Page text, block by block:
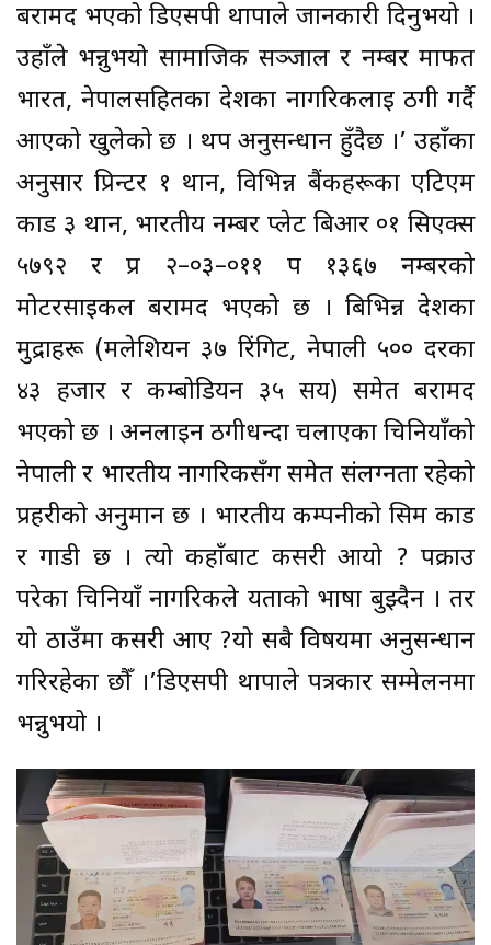
बरामद भएको डिएसपी थापाले जानकारी दिनुभयो ।
उहाँले भन्नुभयो सामाजिक सञ्जाल र नम्बर मार्फत
भारत, नेपालसहितका देशका नागरिकलाई ठगी गर्दै
आएको खुलेको छ । थप अनुसन्धान हुँदैछ ।’ उहाँका
अनुसार प्रिन्टर १ थान, विभिन्न बैंकहरूका एटिएम
कार्ड ३ थान, भारतीय नम्बर प्लेट बिआर ०१ सिएक्स
५७९२ र प्र २–०३–०११ प १३६७ नम्बरको
मोटरसाइकल बरामद भएको छ । बिभिन्न देशका
मुद्राहरू (मलेशियन ३७ रिंगिट, नेपाली ५०० दरका
४३ हजार र कम्बोडियन ३५ सय) समेत बरामद
भएको छ । अनलाइन ठगीधन्दा चलाएका चिनियाँको
नेपाली र भारतीय नागरिकसँग समेत संलग्नता रहेको
प्रहरीको अनुमान छ । भारतीय कम्पनीको सिम कार्ड
र गाडी छ । त्यो कहाँबाट कसरी आयो ? पक्राउ
परेका चिनियाँ नागरिकले यताको भाषा बुझ्दैन । तर
यो ठाउँमा कसरी आए ?यो सबै विषयमा अनुसन्धान
गरिरहेका छौँ ।’डिएसपी थापाले पत्रकार सम्मेलनमा
भन्नुभयो ।